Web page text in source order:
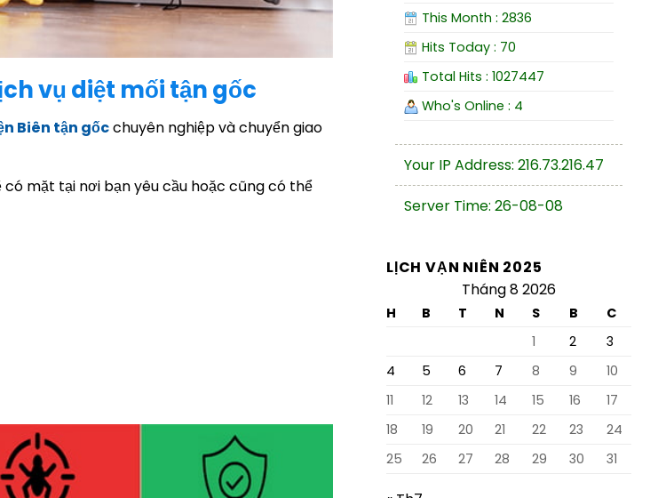
vụ diệt mối tận gốc
Biên tận gốcchuyên nghiệp và chuyển giao
mặt tại nơi bạn yêu cầu hoặc cũng có thể
This Month : 2836
Hits Today : 70
Total Hits : 1027447
Who's Online : 4
Your IP Address: 216.73.216.47
Server Time: 26-08-08
LỊCH VẠN NIÊN 2025
Tháng 8 2026
H B T N S B
C
1
2
3
4
5 6 7 8 9
10
11
12 13 14 15 16
17
18
19 20 21 22 23
24
25
26 27 28 29 30 31